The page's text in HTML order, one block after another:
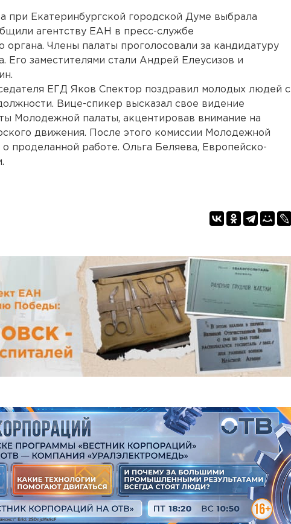
при Екатеринбургской городской Думе выбрала
агентству ЕАН в пресс-службе
органа. Члены палаты проголосовали за кандидатуру
Его заместителями стали Андрей Елеусизов и
ЕГД Яков Спектор поздравил молодых людей с
Вице-спикер высказал свое видение
Молодежной палаты, акцентировав внимание на
движения. После этого комиссии Молодежной
о проделанной работе. Ольга Беляева, Европейско-